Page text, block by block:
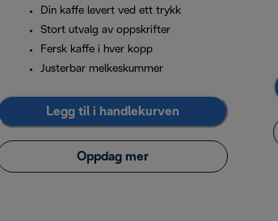
Din kaffe levert ved ett trykk
Stort utvalg av oppskrifter
Fersk kaffe i hver kopp
Justerbar melkeskummer
Legg til i handlekurven
Oppdag mer